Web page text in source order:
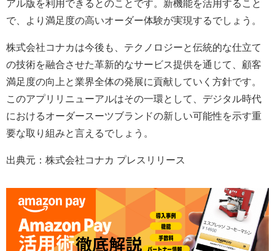
アル版を利用できるとのことです。新機能を活用すること
で、より満足度の高いオーダー体験が実現するでしょう。
株式会社コナカは今後も、テクノロジーと伝統的な仕立て
の技術を融合させた革新的なサービス提供を通じて、顧客
満足度の向上と業界全体の発展に貢献していく方針です。
このアプリリニューアルはその一環として、デジタル時代
におけるオーダースーツブランドの新しい可能性を示す重
要な取り組みと言えるでしょう。
出典元：株式会社コナカ プレスリリース